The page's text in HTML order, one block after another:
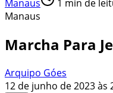
Manaus 1 min de
Manaus
Marcha Para
Arquipo Góes
12 de junho de 2023 às